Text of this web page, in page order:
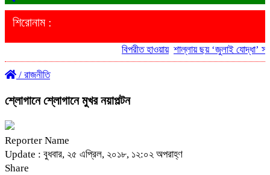
শিরোনাম :
বিপরীত হাওয়ায় শাল্লায় ছয় ‘জুলাই যোদ্ধা’
/ রাজনীতি
শ্লোগানে শ্লোগানে মুখর নয়াপল্টন
Reporter Name
Update : বুধবার, ২৫ এপ্রিল, ২০১৮, ১২:০২ অপরাহ্ণ
Share